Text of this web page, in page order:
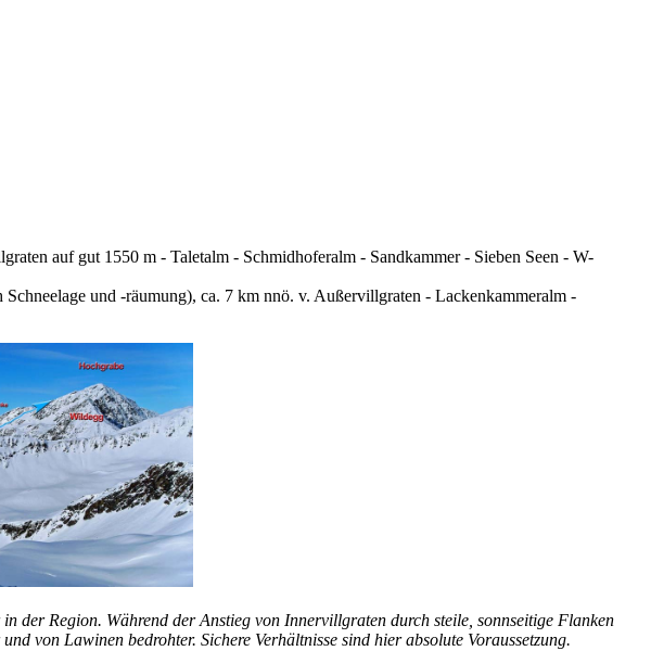
auf gut 1550 m - Taletalm - Schmidhoferalm - Sandkammer - Sieben Seen - W-
und -räumung), ca. 7 km nnö. v. Außervillgraten - Lackenkammeralm -
der Region. Während der Anstieg von Innervillgraten durch steile, sonnseitige Flanken
von Lawinen bedrohter. Sichere Verhältnisse sind hier absolute Voraussetzung.